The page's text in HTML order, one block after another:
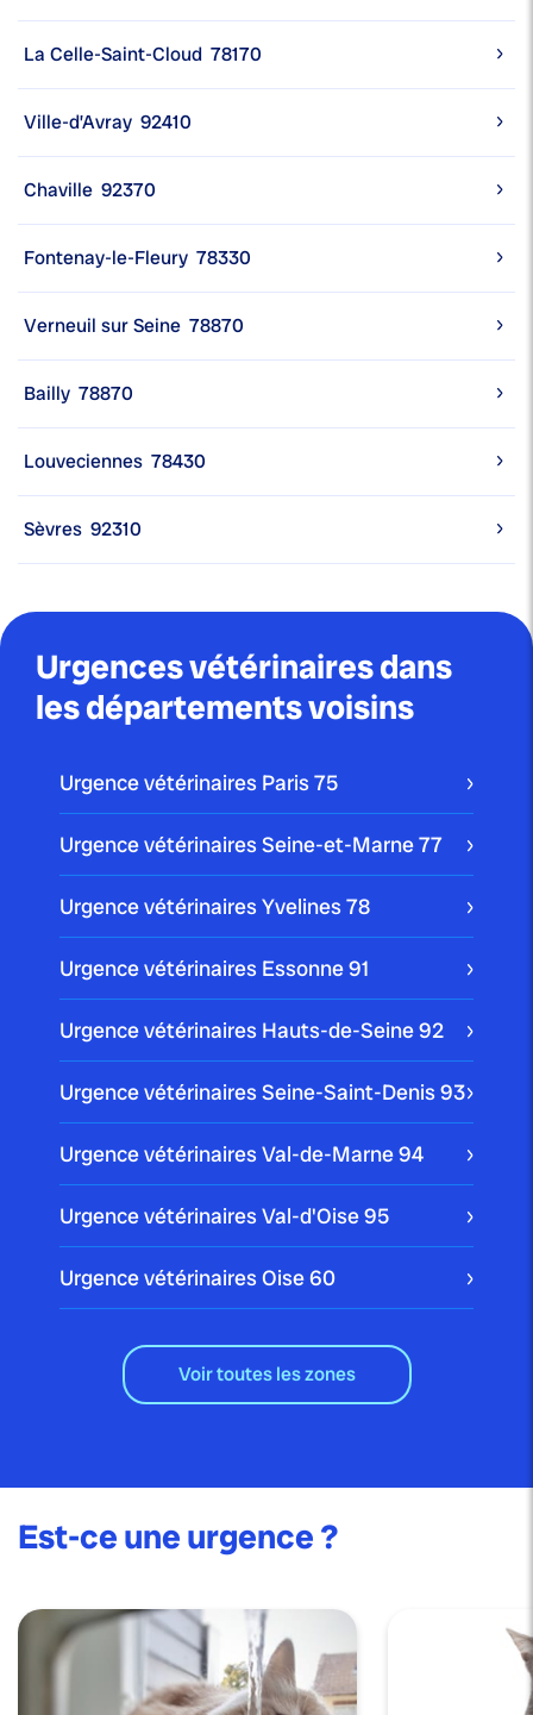
La Celle-Saint-Cloud 78170
Ville-d’Avray 92410
Chaville 92370
Fontenay-le-Fleury 78330
Verneuil sur Seine 78870
Bailly 78870
Louveciennes 78430
Sèvres 92310
Urgences vétérinaires dans
les départements voisins
Urgence vétérinaires Paris75
Urgence vétérinaires Seine-et-Marne77
Urgence vétérinaires Yvelines78
Urgence vétérinaires Essonne91
Urgence vétérinaires Hauts-de-Seine92
Urgence vétérinaires Seine-Saint-Denis93
Urgence vétérinaires Val-de-Marne94
Urgence vétérinaires Val-d'Oise95
Urgence vétérinaires Oise60
Voir toutes les zones
Est-ce une urgence ?